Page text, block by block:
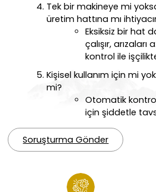
Tek bir makineye mi
üretim hattına mı
Eksiksiz bir hat
çalışır,
kontrol ile
Kişisel kullanım için mi
mi?
Otomatik
için şiddetle
Soruşturma Gönder